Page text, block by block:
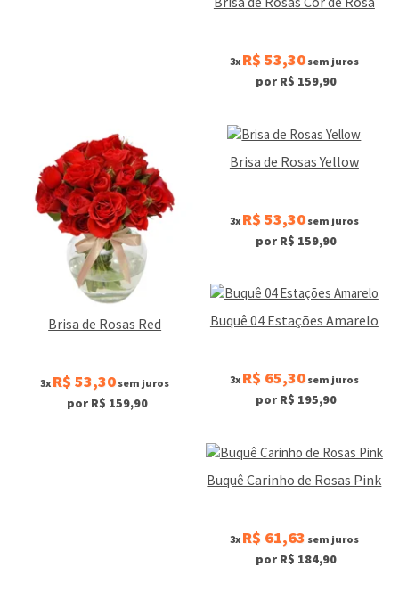
3x R$ 53,30sem juros
por R$ 159,90
Brisa de Rosas Red
3x R$ 53,30 sem juros
por R$ 159,90
Brisa de Rosas Yellow
3x R$ 53,30sem juros
por R$ 159,90
Buquê 04 Estações Amarelo
3x R$ 65,30sem juros
por R$ 195,90
Buquê Carinho de Rosas Pink
3x R$ 61,63 sem juros
por R$ 184,90